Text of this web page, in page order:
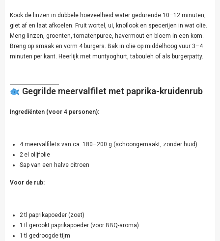
Kook de linzen in dubbele hoeveelheid water gedurende 10–12 minuten,
giet af en laat afkoelen. Fruit wortel, ui, knoflook en specerijen in wat olie.
Meng linzen, groenten, tomatenpuree, havermout en bloem in een kom.
Breng op smaak en vorm 4 burgers. Bak in olie op middelhoog vuur 3–4
minuten per kant. Heerlijk met muntyoghurt, tabouleh of als burgerpatty.
Gegrilde meervalfilet met paprika-kruidenrub
Ingrediënten (voor 4 personen):
4 meervalfilets van ca. 180–200 g (schoongemaakt, zonder huid)
2 el olijfolie
Sap van een halve citroen
Voor de rub:
2 tl paprikapoeder (zoet)
1 tl gerookt paprikapoeder (voor BBQ-aroma)
1 tl gedroogde tijm